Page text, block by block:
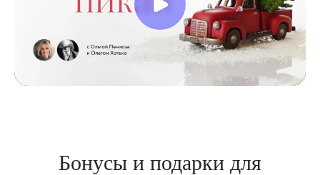
Бонусы и подарки для